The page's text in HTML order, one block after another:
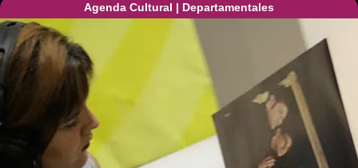
Agenda Cultural | Departamentales